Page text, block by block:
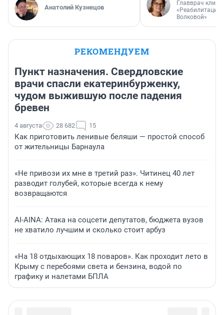
Анатолий Кузнецов
Главврач
«Реабилитация
Волковой»
РЕКОМЕНДУЕМ
Пункт назначения. Свердловские
врачи спасли екатеринбурженку,
чудом выжившую после падения
бревен
4 августа 28 682 15
Как приготовить ленивые беляши — простой способ
от жительницы Барнаула
«Не привози их мне в третий раз». Читинец 40 лет
разводит голубей, которые всегда к нему
возвращаются
AI-AINA: Атака на соцсети депутатов, бюджета вузов
не хватило лучшим и сколько стоит арбуз
«На 18 отдыхающих 18 поваров». Как проходит лето в
Крыму с перебоями света и бензина, водой по
графику и налетами БПЛА